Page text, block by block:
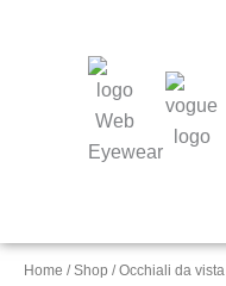
Home /Shop /Occhiali da vista